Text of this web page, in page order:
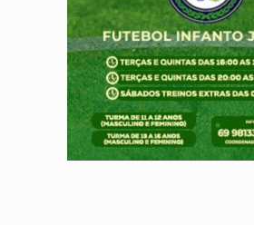
OVNIS NA LUA:Cientistas
ACABOU COM
VÍDEO:Ladrão é filmado
BOLSAS DE PESQUISA:
MATERIAL:Brasil tem grandes